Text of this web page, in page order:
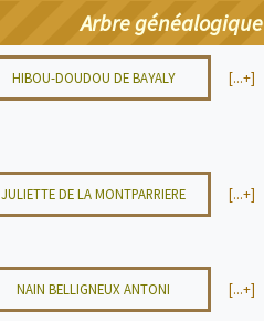
Arbre généalogique
HIBOU-DOUDOU DE BAYALY [...+]
JULIETTE DE LA MONTPARRIERE [...+]
NAIN BELLIGNEUX ANTONI [...+]